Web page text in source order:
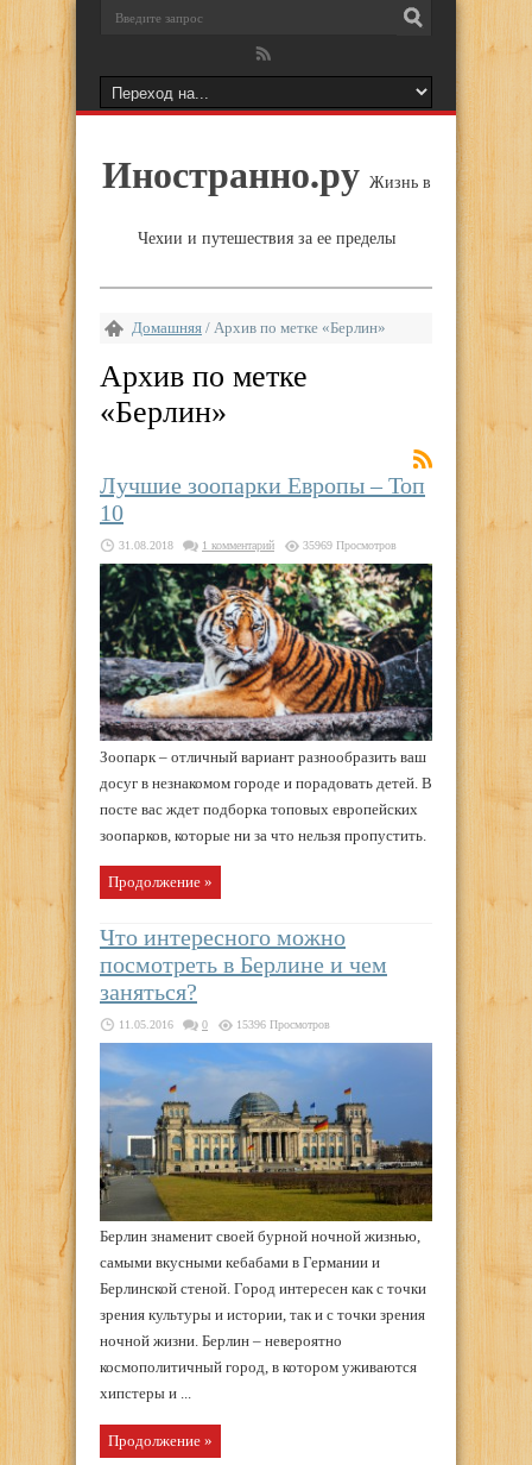
Иностранно.ру Жизнь в
Чехии и путешествия за ее пределы
Домашняя / Архив по метке «Берлин»
Архив по метке
«Берлин»
Лучшие зоопарки Европы – Топ
10
31.08.2018 1 комментарий 35969 Просмотров
Зоопарк – отличный вариант разнообразить ваш
досуг в незнакомом городе и порадовать детей. В
посте вас ждет подборка топовых европейских
зоопарков, которые ни за что нельзя пропустить.
Продолжение »
Что интересного можно
посмотреть в Берлине и чем
заняться?
11.05.2016 0 15396 Просмотров
Берлин знаменит своей бурной ночной жизнью,
самыми вкусными кебабами в Германии и
Берлинской стеной. Город интересен как с точки
зрения культуры и истории, так и с точки зрения
ночной жизни. Берлин – невероятно
космополитичный город, в котором уживаются
хипстеры и ...
Продолжение »